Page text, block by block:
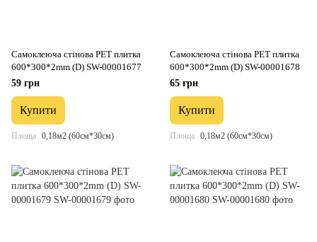
Самоклеюча стінова PET плитка
600*300*2mm (D) SW-00001677
59 грн
Купити
Площа 0,18м2 (60см*30см)
Самоклеюча стінова PET плитка
600*300*2mm (D) SW-00001678
65 грн
Купити
Площа 0,18м2 (60см*30см)